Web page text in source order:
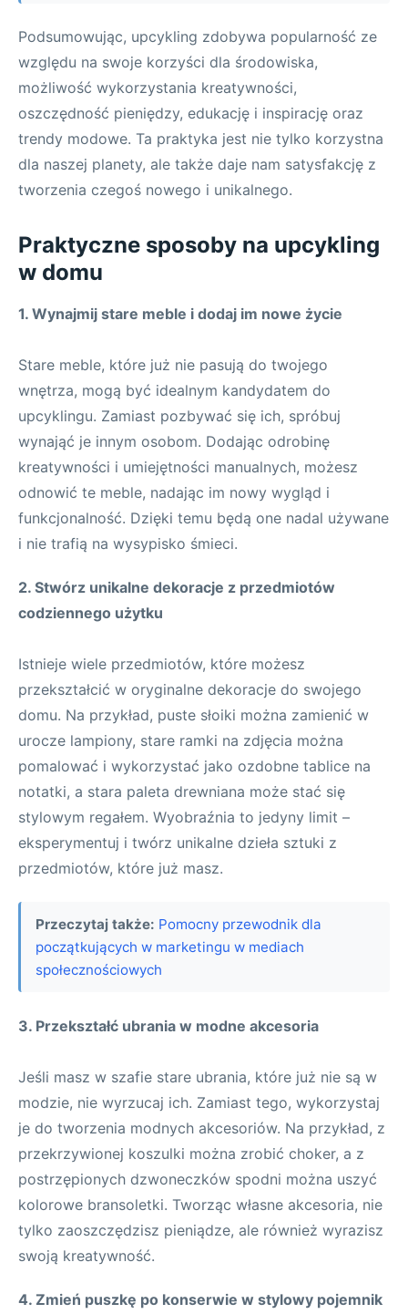
Podsumowując, upcykling zdobywa popularność ze
względu na swoje korzyści dla środowiska,
możliwość wykorzystania kreatywności,
oszczędność pieniędzy, edukację i inspirację oraz
trendy modowe. Ta praktyka jest nie tylko korzystna
dla naszej planety, ale także daje nam satysfakcję z
tworzenia czegoś nowego i unikalnego.
Praktyczne sposoby na upcykling
w domu
1. Wynajmij stare meble i dodaj im nowe życie
Stare meble, które już nie pasują do twojego
wnętrza, mogą być idealnym kandydatem do
upcyklingu. Zamiast pozbywać się ich, spróbuj
wynająć je innym osobom. Dodając odrobinę
kreatywności i umiejętności manualnych, możesz
odnowić te meble, nadając im nowy wygląd i
funkcjonalność. Dzięki temu będą one nadal używane
i nie trafią na wysypisko śmieci.
2. Stwórz unikalne dekoracje z przedmiotów
codziennego użytku
Istnieje wiele przedmiotów, które możesz
przekształcić w oryginalne dekoracje do swojego
domu. Na przykład, puste słoiki można zamienić w
urocze lampiony, stare ramki na zdjęcia można
pomalować i wykorzystać jako ozdobne tablice na
notatki, a stara paleta drewniana może stać się
stylowym regałem. Wyobraźnia to jedyny limit –
eksperymentuj i twórz unikalne dzieła sztuki z
przedmiotów, które już masz.
Przeczytaj także: Pomocny przewodnik dla
początkujących w marketingu w mediach
społecznościowych
3. Przekształć ubrania w modne akcesoria
Jeśli masz w szafie stare ubrania, które już nie są w
modzie, nie wyrzucaj ich. Zamiast tego, wykorzystaj
je do tworzenia modnych akcesoriów. Na przykład, z
przekrzywionej koszulki można zrobić choker, a z
postrzępionych dzwoneczków spodni można uszyć
kolorowe bransoletki. Tworząc własne akcesoria, nie
tylko zaoszczędzisz pieniądze, ale również wyrazisz
swoją kreatywność.
4. Zmień puszkę po konserwie w stylowy pojemnik